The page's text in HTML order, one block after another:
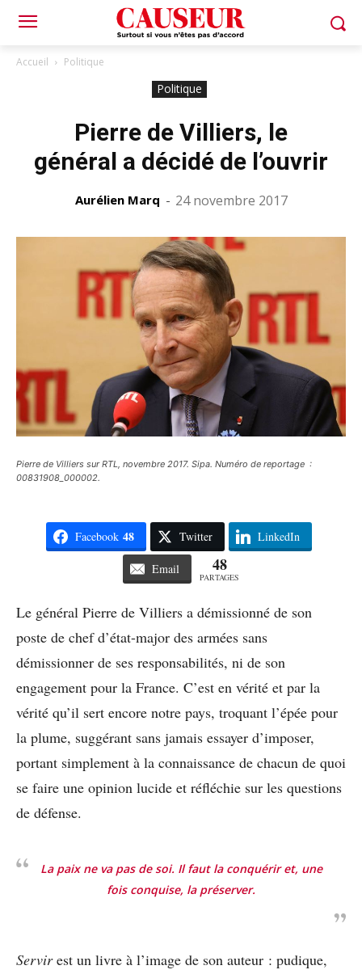
Accueil Politique
Politique
Pierre de Villiers, le
général a décidé de l’ouvrir
Aurélien Marq - 24 novembre 2017
Pierre de Villiers sur RTL, novembre 2017. Sipa. Numéro de reportage :
00831908_000002.
Facebook 48 Twitter LinkedIn
Email 48
PARTAGES
Le général Pierre de Villiers a démissionné de son
poste de chef d’état-major des armées sans
démissionner de ses responsabilités, ni de son
engagement pour la France. C’est en vérité et par la
vérité qu’il sert encore notre pays, troquant l’épée pour
la plume, suggérant sans jamais essayer d’imposer,
portant simplement à la connaissance de chacun de quoi
se faire une opinion lucide et réfléchie sur les questions
de défense.
La paix ne va pas de soi. Il faut la conquérir et, une
fois conquise, la préserver.
Servirest un livre à l’image de son auteur : pudique,